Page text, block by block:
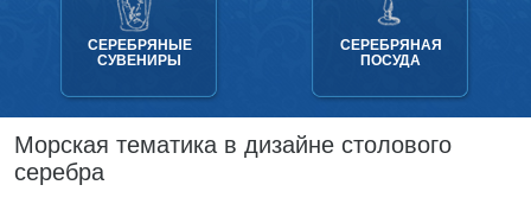
СЕРЕБРЯНЫЕ
СУВЕНИРЫ
СЕРЕБРЯНАЯ
ПОСУДА
Морская тематика в дизайне столового
серебра